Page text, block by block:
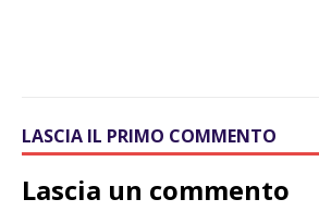
LASCIA IL PRIMO COMMENTO
Lascia un commento